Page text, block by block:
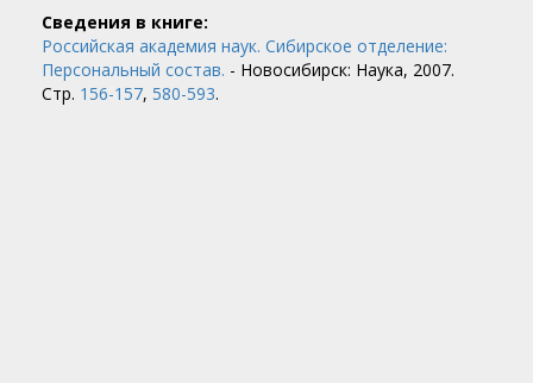
Сведения в книге:
Российская академия наук. Сибирское отделение:
Персональный состав. - Новосибирск: Наука, 2007.
Стр. 156-157, 580-593.